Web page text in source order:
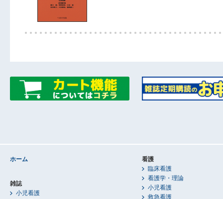
ホーム
雑誌
小児看護
看護
臨床看護
看護学・理論
小児看護
救急看護